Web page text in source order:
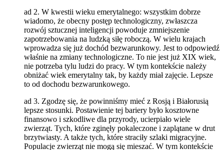
ad 2. W kwestii wieku emerytalnego: wszystkim dobrze
wiadomo, że obecny postęp technologiczny, zwłaszcza
rozwój sztucznej inteligencji powoduje zmniejszenie
zapotrzebowania na ludzką siłę roboczą. W wielu krajach
wprowadza się już dochód bezwarunkowy. Jest to odpowiedź
właśnie na zmiany technologiczne. To nie jest już XIX wiek,
nie potrzeba tylu ludzi do pracy. W tym kontekście należy
obniżać wiek emerytalny tak, by każdy miał zajęcie. Lepsze
to od dochodu bezwarunkowego.
ad 3. Zgodzę się, że powinniśmy mieć z Rosją i Białorusią
lepsze stosunki. Postawienie tej bariery było kosztowne
finansowo i szkodliwe dla przyrody, ucierpiało wiele
zwierząt. Tych, które zginęły pokaleczone i zaplątane w drut
brzytwiasty. A także tych, które straciły szlaki migracyjne.
Populacje zwierząt nie mogą się mieszać. W tym kontekście